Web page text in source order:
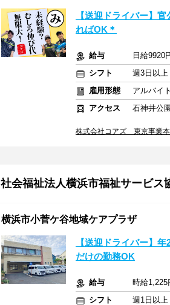
【送迎ドライバー】
ればOK＊
給与
日給9920
シフト
週3日以
雇用形態
アルバイ
アクセス
石神井公
株式会社コアズ 東京事業
社会福祉法人横浜市福祉サービ
横浜市小菅ケ谷地域ケアプラザ
【送迎ドライバー】
だけの勤務OK
給与
時給1,225
シフト
週1日以